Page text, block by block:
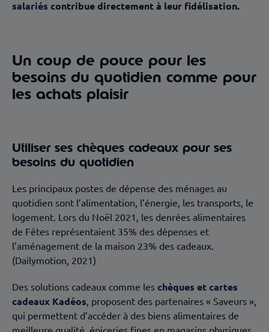
salariés contribue directement à leur fidélisation.
Un coup de pouce pour les
besoins du quotidien comme pour
les achats plaisir
Utiliser ses chèques cadeaux pour ses
besoins du quotidien
Les principaux postes de dépense des ménages au
quotidien sont l’alimentation, l’énergie, les transports, le
logement. Lors du Noël 2021, les denrées alimentaires
de Fêtes représentaient 35% des dépenses et
l’aménagement de la maison 23% des cadeaux.
(Dailymotion, 2021)
Des solutions cadeaux comme les chèques et cartes
cadeaux Kadéos, proposent des partenaires « Saveurs »,
qui permettent d’accéder à des biens alimentaires de